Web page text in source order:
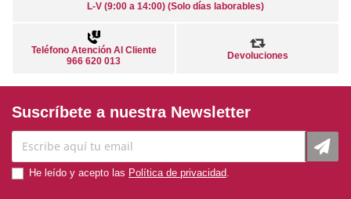
L-V (9:00 a 14:00) (Solo días laborables)
Teléfono Atención Al Cliente
966 620 013
Devoluciones
Suscríbete a nuestra Newsletter
He leído y acepto las Política de privacidad